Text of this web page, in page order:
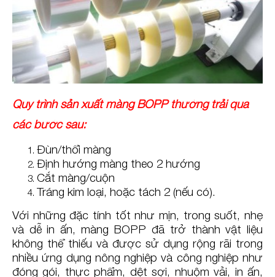
Quy trình sản xuất màng BOPP thường trải qua
các bước sau:
Đùn/thổi màng
Định hướng màng theo 2 hướng
Cắt màng/cuộn
Tráng kim loại, hoặc tách 2 (nếu có).
Với những đặc tính tốt như mịn, trong suốt, nhẹ
và dễ in ấn, màng BOPP đã trở thành vật liệu
không thể thiếu và được sử dụng rộng rãi trong
nhiều ứng dụng nông nghiệp và công nghiệp như
đóng gói, thực phẩm, dệt sợi, nhuộm vải, in ấn,